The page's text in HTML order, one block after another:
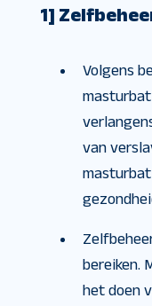
1]
Volgens
van
bereiken.
het doen